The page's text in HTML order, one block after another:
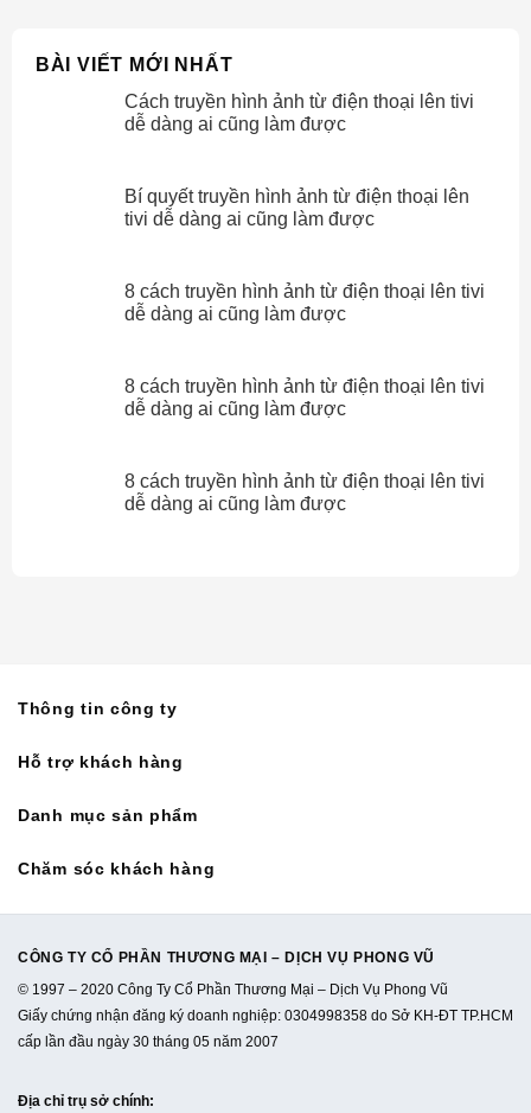
BÀI VIẾT MỚI NHẤT
Cách truyền hình ảnh từ điện thoại lên tivi
dễ dàng ai cũng làm được
Bí quyết truyền hình ảnh từ điện thoại lên
tivi dễ dàng ai cũng làm được
8 cách truyền hình ảnh từ điện thoại lên tivi
dễ dàng ai cũng làm được
8 cách truyền hình ảnh từ điện thoại lên tivi
dễ dàng ai cũng làm được
8 cách truyền hình ảnh từ điện thoại lên tivi
dễ dàng ai cũng làm được
Thông tin công ty
Hỗ trợ khách hàng
Danh mục sản phẩm
Chăm sóc khách hàng
CÔNG TY CỔ PHẦN THƯƠNG MẠI – DỊCH VỤ PHONG VŨ
© 1997 – 2020 Công Ty Cổ Phần Thương Mại – Dịch Vụ Phong Vũ
Giấy chứng nhận đăng ký doanh nghiệp: 0304998358 do Sở KH-ĐT TP.HCM
cấp lần đầu ngày 30 tháng 05 năm 2007
Địa chỉ trụ sở chính: